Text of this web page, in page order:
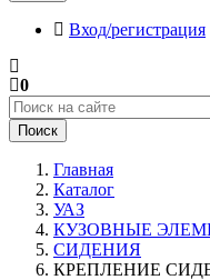
Вход/регистрация
0
Поиск
Главная
Каталог
УАЗ
КУЗОВНЫЕ
СИДЕНИЯ
КРЕПЛЕНИЕ